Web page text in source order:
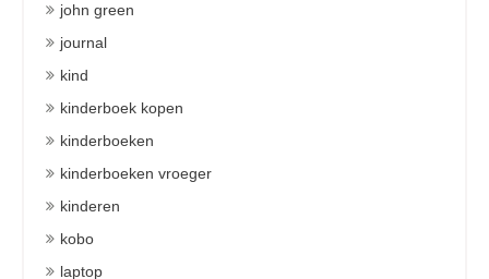
john green
journal
kind
kinderboek kopen
kinderboeken
kinderboeken vroeger
kinderen
kobo
laptop